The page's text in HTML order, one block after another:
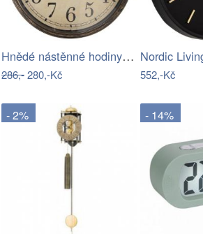
Hnědé nástěnné hodiny Westminster - Ø…
286,-280,-Kč 552,-Kč
- 2% - 14%